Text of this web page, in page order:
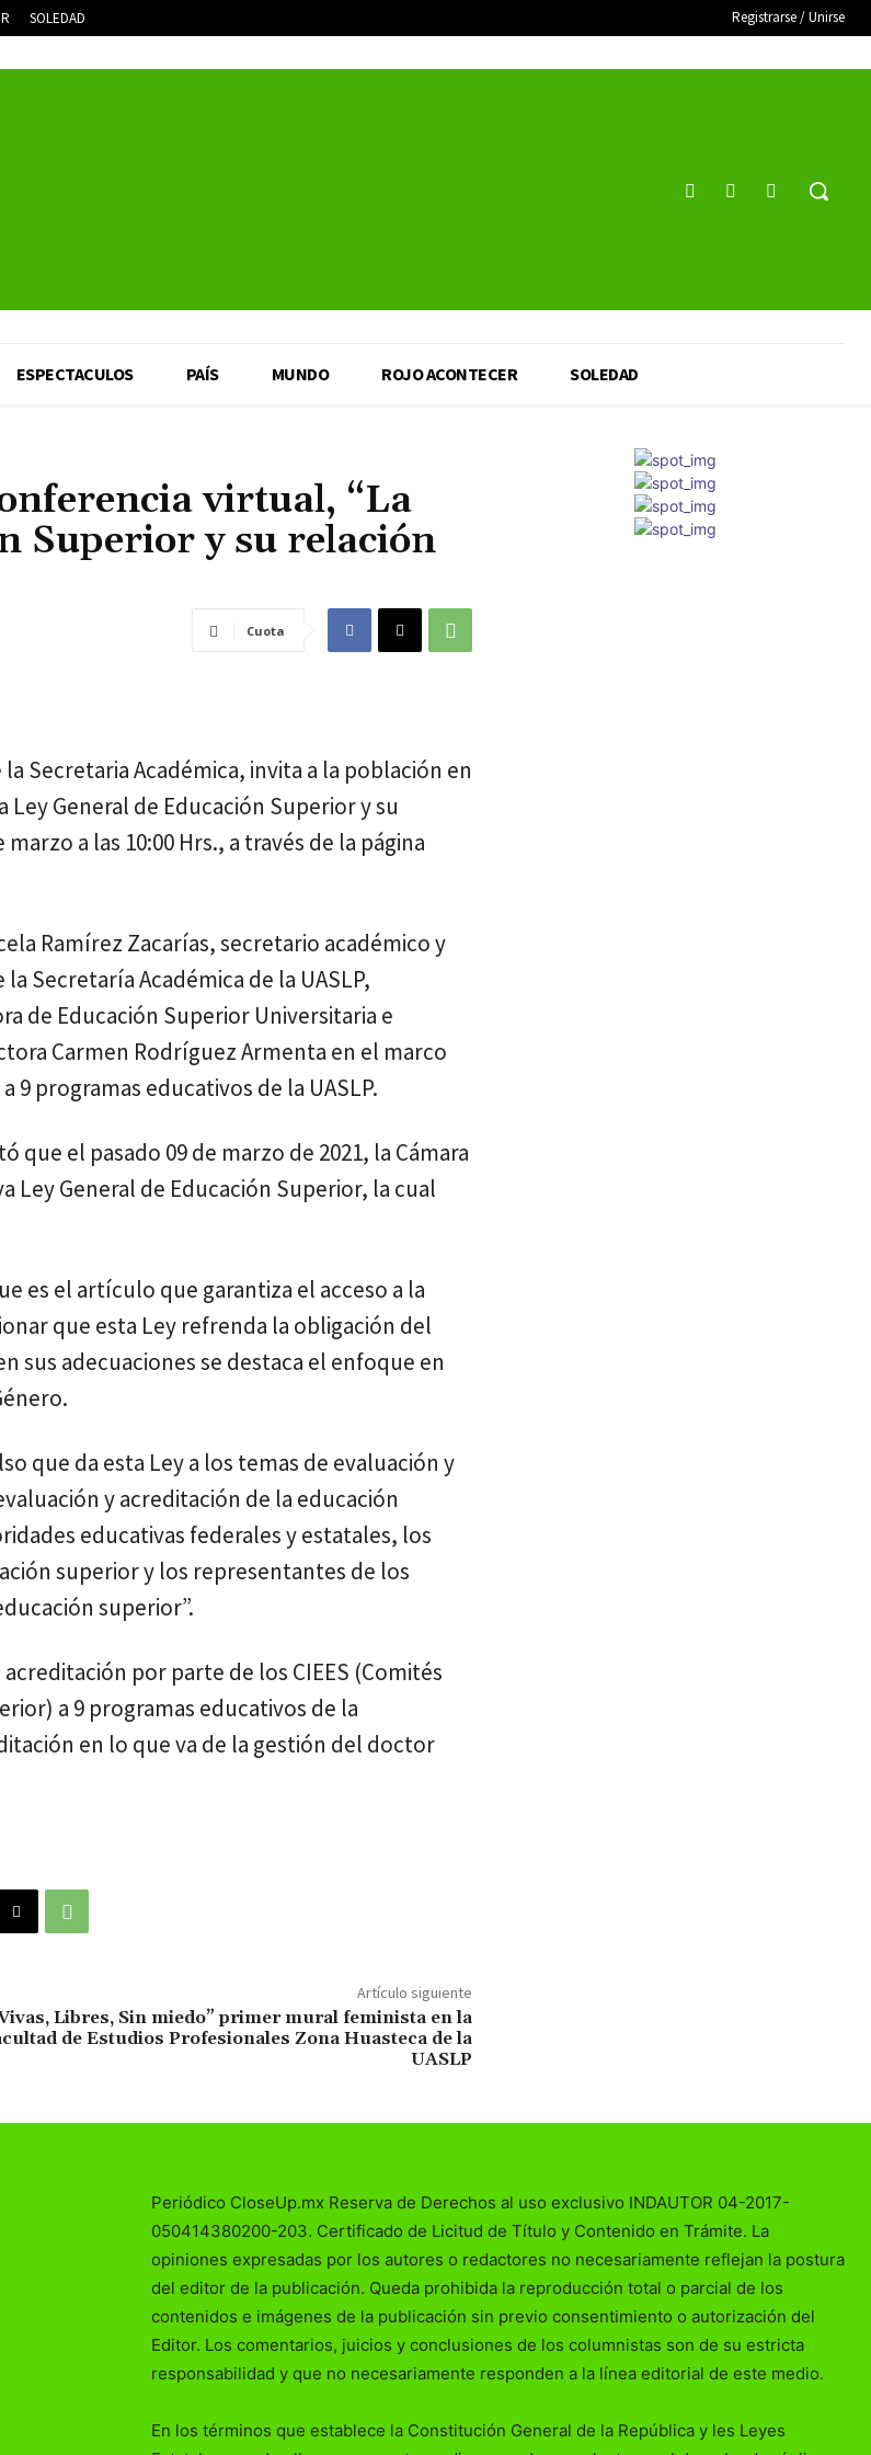
SOLEDAD Registrarse / Unirse
ESPECTACULOS PAÍS MUNDO ROJO ACONTECER SOLEDAD
virtual, “La
Superior y su relación
Cuota
Secretaria Académica, invita a la población en
General de Educación Superior y su
a las 10:00 Hrs., a través de la página
Ramírez Zacarías, secretario académico y
Secretaría Académica de la UASLP,
de Educación Superior Universitaria e
Carmen Rodríguez Armenta en el marco
9 programas educativos de la UASLP.
el pasado 09 de marzo de 2021, la Cámara
Ley General de Educación Superior, la cual
es el artículo que garantiza el acceso a la
que esta Ley refrenda la obligación del
sus adecuaciones se destaca el enfoque en
que da esta Ley a los temas de evaluación y
y acreditación de la educación
educativas federales y estatales, los
superior y los representantes de los
superior”.
por parte de los CIEES (Comités
a 9 programas educativos de la
en lo que va de la gestión del doctor
Artículo siguiente
Libres, Sin miedo” primer mural feminista en la
de Estudios Profesionales Zona Huasteca de la
UASLP
Periódico CloseUp.mx Reserva de Derechos al uso exclusivo INDAUTOR 04-2017-
050414380200-203. Certificado de Licitud de Título y Contenido en Trámite. La
opiniones expresadas por los autores o redactores no necesariamente reflejan la postura
del editor de la publicación. Queda prohibida la reproducción total o parcial de los
contenidos e imágenes de la publicación sin previo consentimiento o autorización del
Editor. Los comentarios, juicios y conclusiones de los columnistas son de su estricta
responsabilidad y que no necesariamente responden a la línea editorial de este medio.
En los términos que establece la Constitución General de la República y les Leyes